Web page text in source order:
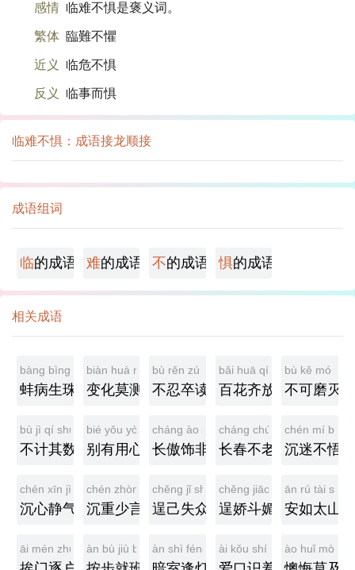
感情 临难不惧是褒义词。
繁体 臨難不懼
近义 临危不惧
反义 临事而惧
临难不惧：成语接龙顺接
成语组词
临的成语 难的成语 不的成语 惧的成语
相关成语
bàng bìng shēng zhū
蚌病生珠
biàn huà mò cè
变化莫测
bù rěn zú dú
不忍卒读
bǎi huā qí fàng
百花齐放
bù kě mó miè
不可磨灭
bù jì qí shù
不计其数
bié yǒu yòng xīn
别有用心
cháng ào shì fēi
长傲饰非
cháng chún bù lǎo
长春不老
chén mí bù
沉迷不悟
chén xīn jìng qì
沉心静气
chén zhòng shǎo yán
沉重少言
chěng jǐ shī zhòng
逞己失众
chěng jiāo dòu mèi
逞娇斗媚
ān rú tài shān
安如太山
āi mén zhú hùàn bù jiù bān àn shì féng dēngài kǒu shí xiū ào huǐ mò jí